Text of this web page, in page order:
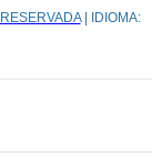
| IDIOMA: